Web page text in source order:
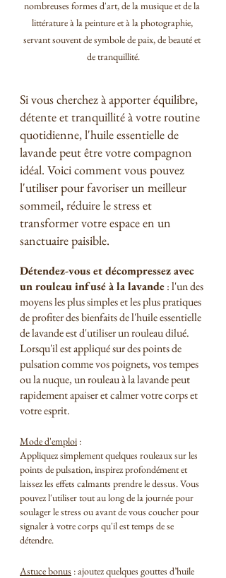
nombreuses formes d'art, de la musique et de la
littérature à la peinture et à la photographie,
servant souvent de symbole de paix, de beauté et
de tranquillité.
Si vous cherchez à apporter équilibre,
détente et tranquillité à votre routine
quotidienne, l'huile essentielle de
lavande peut être votre compagnon
idéal. Voici comment vous pouvez
l'utiliser pour favoriser un meilleur
sommeil, réduire le stress et
transformer votre espace en un
sanctuaire paisible.
Détendez-vous et décompressez avec
un rouleau infusé à la lavande : l'un des
moyens les plus simples et les plus pratiques
de profiter des bienfaits de l'huile essentielle
de lavande est d'utiliser un rouleau dilué.
Lorsqu'il est appliqué sur des points de
pulsation comme vos poignets, vos tempes
ou la nuque, un rouleau à la lavande peut
rapidement apaiser et calmer votre corps et
votre esprit.
Mode d'emploi :
Appliquez simplement quelques rouleaux sur les
points de pulsation, inspirez profondément et
laissez les effets calmants prendre le dessus. Vous
pouvez l'utiliser tout au long de la journée pour
soulager le stress ou avant de vous coucher pour
signaler à votre corps qu'il est temps de se
détendre.
Astuce bonus : ajoutez quelques gouttes d’huile